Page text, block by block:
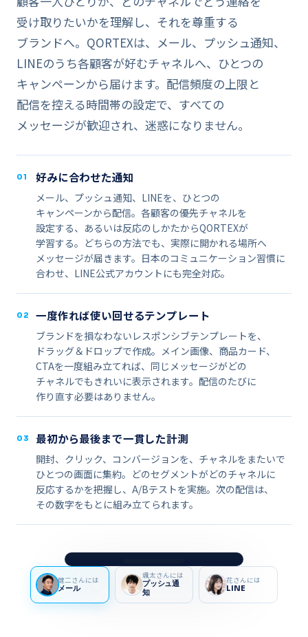
受け取りたいかを​​理解し、​​それを​​尊重する​​
ブランドへ。​​QORTEXは、​​メール、​​プッシュ通知、​​
LINEの​​うち各顧客が​​好むチャネルへ、​​ひとつの​​
キャンペーンから​​届けます。​​配信頻度の​​上限と​​
配信を​​控える​​時間帯の​​設定で、​​すべての​​
メッセージが​​歓迎され、​​迷惑に​​なりません。
01 好みに​​合わせた​​通知
メール、​​プッシュ通知、​​LINEを、​​ひとつの​​
キャンペーンから​​配信。​​各顧客の​​優先チャネルを​​
設定する、​​あるいは​​反応の​​しかたから​​QORTEXが​​
学習する。​​どちらの​​方​法でも、​​実際に​​開かれる​​場所へ​​
メッセージが​​届きます。​​日本の​​コミュニケーション習慣に​​
合わせ、​​LINE公式アカウントにも​​完全対応。
02 一度​​作れば​​使い回せる​​テンプレート
ブランドを​​損なわない​​レスポンシブテンプレートを、​​
ドラッグ＆ドロップで​​作成。​​メイン画像、​​商品カード、​​
CTAを​​一度​​組み立てれば、​​同じ​​メッセージが​​どの​​
チャネルでも​​きれいに​​表示されます。​​配信の​​たびに​​
作り直す必要は​​ありません。
03 最初から​​最後まで​​一貫した​​計測
開封、​​クリック、​​コンバージョンを、​​チャネルを​​またいで​​
ひとつの​​画面に​​集約。​​どの​​セグメントが​​どの​​チャネルに​​
反応するかを​​把握し、​​A/Bテストを​​実施。​​次の​​配信は、​​
その​​数字を​​もとに​​組み立てられます。
受信トレイ
M Marusa Coffee
健二さんには
メール
颯太さんには
プッシュ通
知
花さんには
LINE